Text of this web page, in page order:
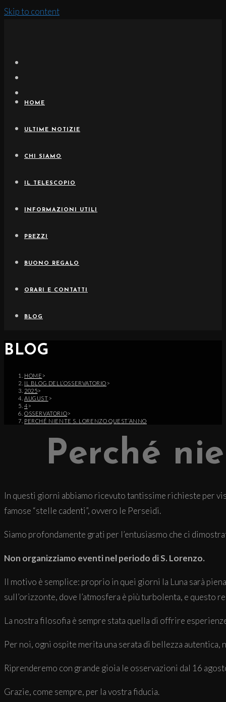
Skip to content
HOME
ULTIME NOTIZIE
CHI SIAMO
IL TELESCOPIO
INFORMAZIONI UTILI
PREZZI
BUONO REGALO
ORARI E CONTATTI
BLOG
BLOG
HOME >
IL BLOG DELL’OSSERVATORIO >
2025>
AUGUST >
4 >
OSSERVATORIO>
PERCHÉ NIENTE S. LORENZO QUEST’ANNO
Perché
In questi giorni abbiamo ricevuto tantissime richieste per
famose “stelle cadenti”, ovvero le Perseidi.
Siamo profondamente grati per l’entusiasmo che ci
Non organizziamo eventi nel periodo di S. Lorenzo.
Il motivo è semplice: proprio in quei giorni la Luna sarà
sull’orizzonte, dove l’atmosfera è più turbolenta, e questo
La nostra filosofia è sempre stata quella di offrire
Per noi, ogni ospite merita una serata di bellezza
Riprenderemo con grande gioia le osservazioni dal 16
Grazie, come sempre, per la vostra fiducia.